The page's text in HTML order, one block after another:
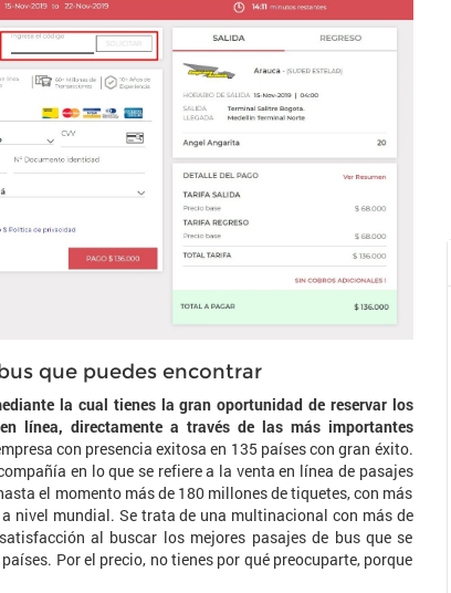
que puedes encontrar
la cual tienes la gran oportunidad de reservar los
línea, directamente a través de las más importantes
con presencia exitosa en 135 países con gran éxito.
en lo que se refiere a la venta en línea de pasajes
el momento más de 180 millones de tiquetes, con más
nivel mundial. Se trata de una multinacional con más de
al buscar los mejores pasajes de bus que se
Por el precio, no tienes por qué preocuparte, porque